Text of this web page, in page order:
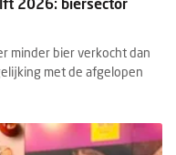
minder bier verkocht dan
met de afgelopen